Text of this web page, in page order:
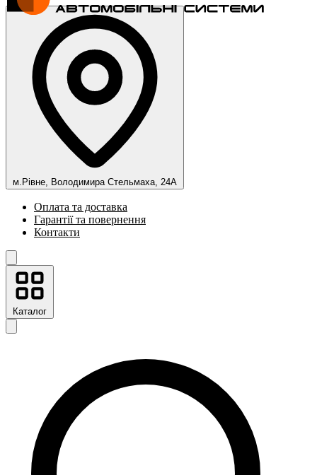
м.Рівне, Володимира Стельмаха, 24А
Оплата та доставка
Гарантії та повернення
Контакти
Каталог